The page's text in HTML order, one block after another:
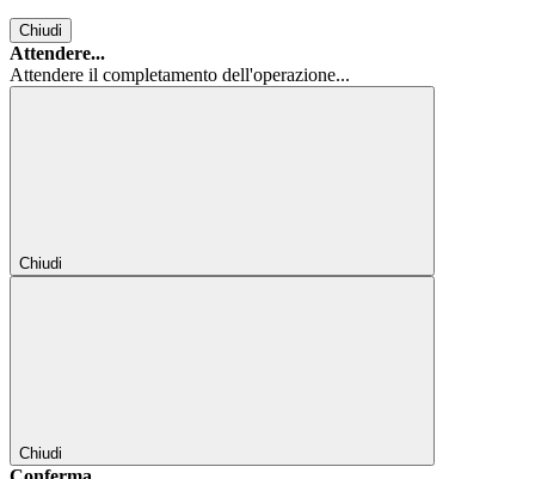
Chiudi
Attendere...
Attendere il completamento dell'operazione...
Chiudi
Chiudi